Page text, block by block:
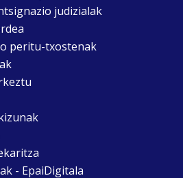
judizialak
peritu-txostenak
- EpaiDigitala